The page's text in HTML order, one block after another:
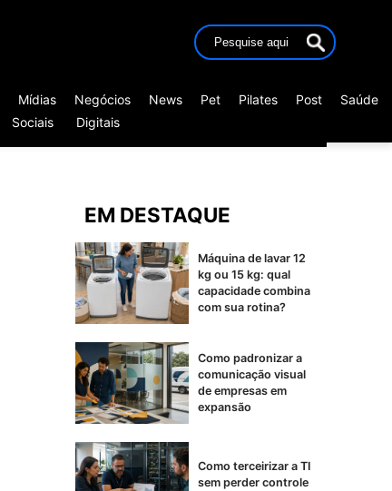
Mídias
Sociais
Negócios
Digitais
News Pet Pilates Post Saúde
EM DESTAQUE
Máquina de lavar 12
kg ou 15 kg: qual
capacidade combina
com sua rotina?
Como padronizar a
comunicação visual
de empresas em
expansão
Como terceirizar a TI
sem perder controle